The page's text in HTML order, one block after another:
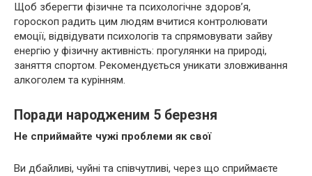
Щоб зберегти фізичне та психологічне здоров’я,
гороскоп радить цим людям вчитися контролювати
емоції, відвідувати психологів та спрямовувати зайву
енергію у фізичну активність: прогулянки на природі,
заняття спортом. Рекомендується уникати зловживання
алкоголем та курінням.
Поради народженим 5 березня
Не сприймайте чужі проблеми як свої
Ви дбайливі, чуйні та співчутливі, через що сприймаєте